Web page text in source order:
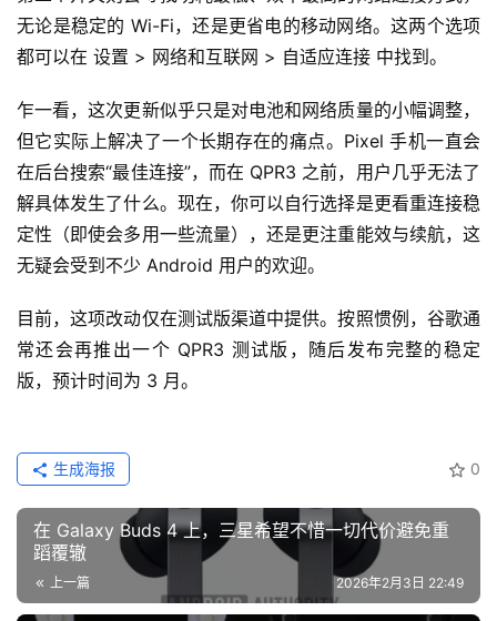
无论是稳定的 Wi-Fi，还是更省电的移动网络。这两个选项
都可以在 设置 > 网络和互联网 > 自适应连接 中找到。
乍一看，这次更新似乎只是对电池和网络质量的小幅调整，
但它实际上解决了一个长期存在的痛点。Pixel 手机一直会
在后台搜索“最佳连接”，而在 QPR3 之前，用户几乎无法了
解具体发生了什么。现在，你可以自行选择是更看重连接稳
定性（即使会多用一些流量），还是更注重能效与续航，这
无疑会受到不少 Android 用户的欢迎。
目前，这项改动仅在测试版渠道中提供。按照惯例，谷歌通
常还会再推出一个 QPR3 测试版，随后发布完整的稳定
版，预计时间为 3 月。
0
生成海报
在 Galaxy Buds 4 上，三星希望不惜一切代价避免重
蹈覆辙
上一篇 2026年2月3日 22:49